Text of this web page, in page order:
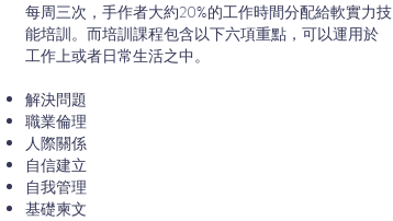
每周三次，手作者大約20%的工作時間分配給軟實力技
能培訓。而培訓課程包含以下六項重點，可以運用於
工作上或者日常生活之中。
解決問題
職業倫理
人際關係
自信建立
自我管理
基礎柬文